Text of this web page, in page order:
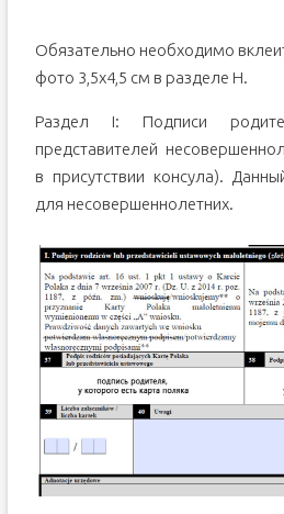
Обязательно необходимо
фото 3,5х4,5 см в разделе Н.
Раздел I: Подписи
представителей
в присутствии консула).
для несовершеннолетних.